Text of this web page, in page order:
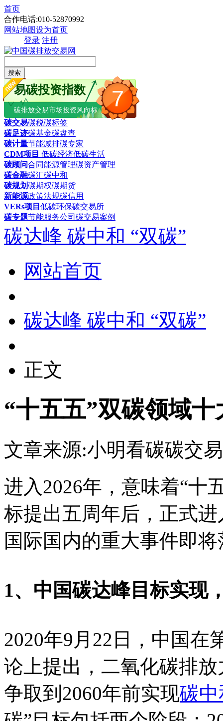
首页
合作电话:010-52870992
网站地图设为首页
登录 注册
搜索
7
易碳投资指数
碳排放交易市场投资风向标
碳交易碳税碳标签
碳足迹碳基金碳盘查
碳计量节能减排碳专家
CDM项目 低碳经济低碳生活
碳顾问合同能源管理碳资产管理
碳金融碳汇碳中和
碳规划碳期权碳期货
新能源政策法规碳信用
VERs项目 低碳环保碳交易所
碳专题节能服务公司 碳交易案例
碳达峰 碳中和 “双碳”
网站首页
碳达峰 碳中和 “双碳”
正文
“十五五”双碳领域十
文章来源:小明看碳碳交
进入2026年，意味着“十
标提出五周年后，正式
国际国内的重大事件即
1、中国碳达峰目标实现
2020年9月22日，中国在
论上提出，二氧化碳排
争取到2060年前实现碳中